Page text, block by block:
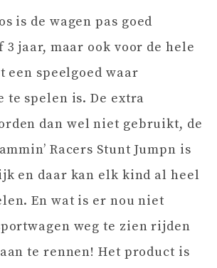
is de wagen pas goed
3 jaar, maar ook voor de hele
een speelgoed waar
te spelen is. De extra
dan wel niet gebruikt, de
Racers Stunt Jumpn is
en daar kan elk kind al heel
En wat is er nou niet
weg te zien rijden
te rennen! Het product is